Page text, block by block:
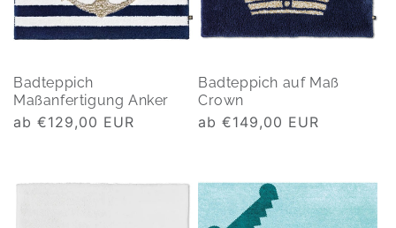
Badteppich
Maßanfertigung Anker
Normaler
ab €129,00 EUR
Badteppich auf Maß
Crown
Normaler
ab €149,00 EUR